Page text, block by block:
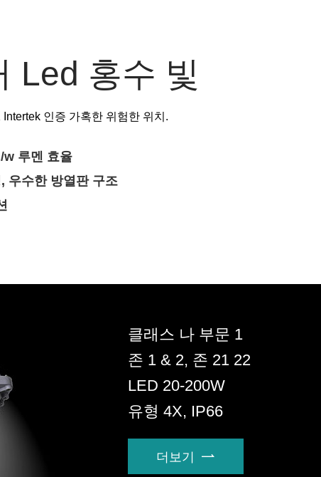
Led 홍수 빛
인증 가혹한 위험한 위치.
w 루멘 효율
우수한 방열판 구조
클래스 나 부문 1
존 1 & 2, 존 21 22
LED 20-200W
유형 4X, IP66
더보기 